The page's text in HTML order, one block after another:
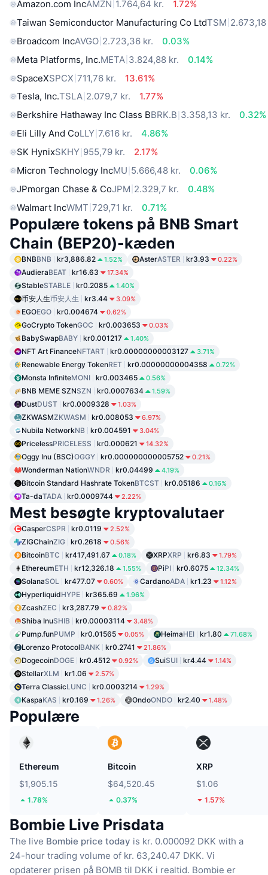
Amazon.com IncAMZN 1.764,64 kr.
1.72%
Taiwan Semiconductor Manufacturing Co LtdTSM
Broadcom IncAVGO 2.723,36 kr.
0.03%
Meta Platforms, Inc.META 3.824,88 kr.
0.14%
SpaceXSPCX 711,76 kr.
13.61%
Tesla, Inc.TSLA 2.079,7 kr.
1.77%
Berkshire Hathaway Inc Class BBRK.B 3.358,13 kr.
0.32%
Eli Lilly And CoLLY 7.616 kr.
4.86%
SK HynixSKHY 955,79 kr.
2.17%
Micron Technology IncMU 5.666,48 kr.
0.06%
JPmorgan Chase & CoJPM 2.329,7 kr.
0.48%
Walmart IncWMT 729,71 kr. 0.71%
Populære tokens på BNB Smart
Chain (BEP20)-kæden
BNBBNB kr3,886.82 1.52% AsterASTER kr3.93 0.22%
AudieraBEAT kr16.63 17.34%
StableSTABLE kr0.2085 1.40%
币安人生币安人生 kr3.44 3.09%
EGOEGO kr0.004674 0.62%
GoCrypto TokenGOC kr0.003653 0.03%
BabySwapBABY kr0.001217 1.40%
NFT Art FinanceNFTART kr0.00000000003127 3.71%
Renewable Energy TokenRET kr0.00000000004358 0.72%
Monsta InfiniteMONI kr0.003465 0.56%
BNB MEME SZNSZN kr0.0007634 1.59%
DustDUST kr0.0009328 1.03%
ZKWASMZKWASM kr0.008053 6.97%
Nubila NetworkNB kr0.004591 3.04%
PricelessPRICELESS kr0.000621 14.32%
Oggy Inu (BSC)OGGY kr0.000000000005752 0.21%
Wonderman NationWNDR kr0.04499 4.19%
Bitcoin Standard Hashrate TokenBTCST kr0.05186 0.16%
Ta-daTADA kr0.0009744 2.22%
Mest besøgte kryptovalutaer
CasperCSPR kr0.0119 2.52%
ZIGChainZIG kr0.2618 0.56%
BitcoinBTC kr417,491.67 0.18% XRPXRP kr6.83 1.79%
EthereumETH kr12,326.18 1.55% PiPI kr0.6075 12.34%
SolanaSOL kr477.07 0.60% CardanoADA kr1.23 1.12%
HyperliquidHYPE kr365.69 1.96%
ZcashZEC kr3,287.79 0.82%
Shiba InuSHIB kr0.00003114 3.48%
Pump.funPUMP kr0.01565 0.05% HeimaHEI kr1.80 71.68%
Lorenzo ProtocolBANK kr0.2741 21.86%
DogecoinDOGE kr0.4512 0.92% SuiSUI kr4.44 1.14%
StellarXLM kr1.06 2.57%
Terra ClassicLUNC kr0.0003214 1.29%
KaspaKAS kr0.169 1.26% OndoONDO kr2.40 1.48%
Populære
Ethereum
$1,905.15
1.78%
Bitcoin
$64,520.45
0.37%
XRP
$1.06
1.57%
Bombie Live Prisdata
The live Bombie price today is kr. 0.000092 DKK with a
24-hour trading volume of kr. 63,240.47 DKK. Vi
opdaterer prisen på BOMB til DKK i realtid. Bombie er